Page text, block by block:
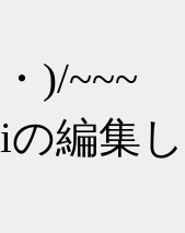
)/~~~
の編集